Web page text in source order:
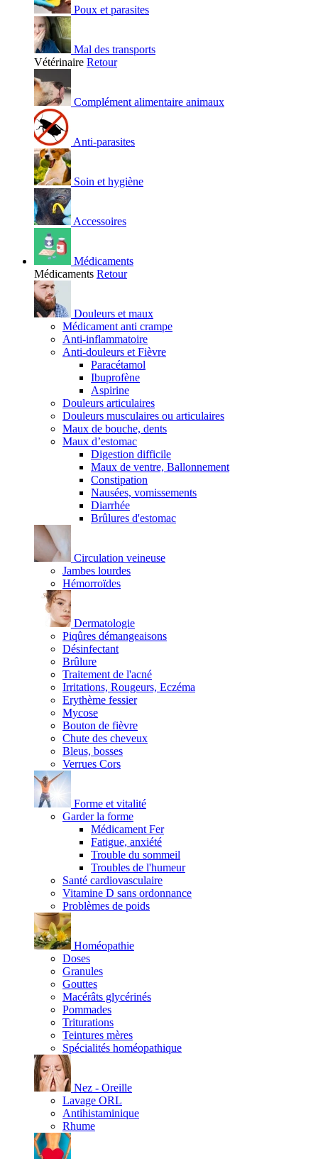
Poux et parasites
Mal des transports
Vétérinaire Retour
Complément alimentaire animaux
Anti-parasites
Soin et hygiène
Accessoires
Médicaments
Médicaments Retour
Douleurs et maux
Médicament anti crampe
Anti-inflammatoire
Anti-douleurs et Fièvre
Paracétamol
Ibuprofène
Aspirine
Douleurs articulaires
Douleurs musculaires ou articulaires
Maux de bouche, dents
Maux d’estomac
Digestion difficile
Maux de ventre, Ballonnement
Constipation
Nausées, vomissements
Diarrhée
Brûlures d'estomac
Circulation veineuse
Jambes lourdes
Hémorroïdes
Dermatologie
Piqûres démangeaisons
Désinfectant
Brûlure
Traitement de l'acné
Irritations, Rougeurs, Eczéma
Erythème fessier
Mycose
Bouton de fièvre
Chute des cheveux
Bleus, bosses
Verrues Cors
Forme et vitalité
Garder la forme
Médicament Fer
Fatigue, anxiété
Trouble du sommeil
Troubles de l'humeur
Santé cardiovasculaire
Vitamine D sans ordonnance
Problèmes de poids
Homéopathie
Doses
Granules
Gouttes
Macérâts glycérinés
Pommades
Triturations
Teintures mères
Spécialités homéopathique
Nez - Oreille
Lavage ORL
Antihistaminique
Rhume